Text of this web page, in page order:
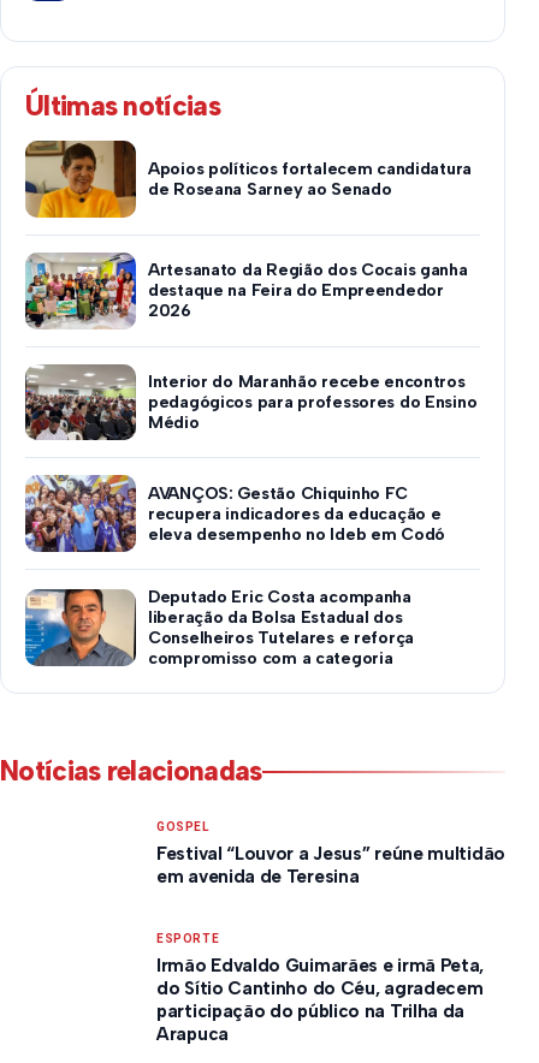
Últimas notícias
Apoios políticos fortalecem candidatura
de Roseana Sarney ao Senado
Artesanato da Região dos Cocais ganha
destaque na Feira do Empreendedor
2026
Interior do Maranhão recebe encontros
pedagógicos para professores do Ensino
Médio
AVANÇOS: Gestão Chiquinho FC
recupera indicadores da educação e
eleva desempenho no Ideb em Codó
Deputado Eric Costa acompanha
liberação da Bolsa Estadual dos
Conselheiros Tutelares e reforça
compromisso com a categoria
Notícias relacionadas
GOSPEL
Festival “Louvor a Jesus” reúne multidão
em avenida de Teresina
ESPORTE
Irmão Edvaldo Guimarães e irmã Peta,
do Sítio Cantinho do Céu, agradecem
participação do público na Trilha da
Arapuca